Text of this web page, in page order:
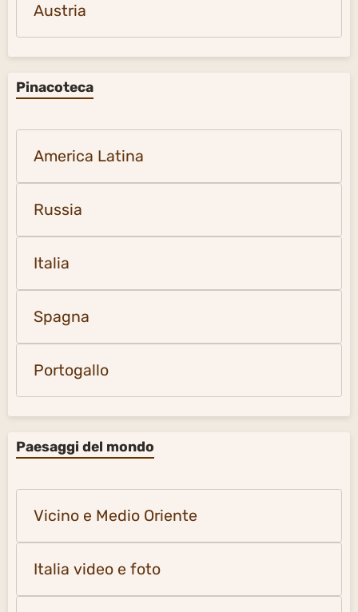
Austria
Pinacoteca
America Latina
Russia
Italia
Spagna
Portogallo
Paesaggi del mondo
Vicino e Medio Oriente
Italia video e foto